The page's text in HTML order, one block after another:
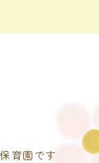
育園です